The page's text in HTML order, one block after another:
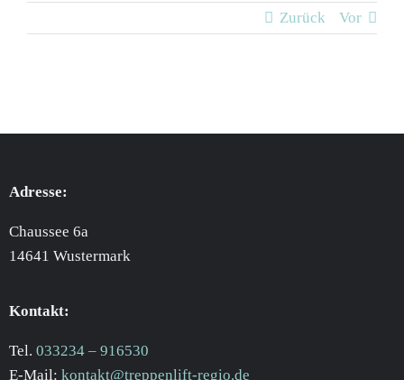
Zurück Vor
Adresse:
Chaussee 6a
14641 Wustermark
Kontakt:
Tel. 033234 – 916530
E-Mail: kontakt@treppenlift-regio.de